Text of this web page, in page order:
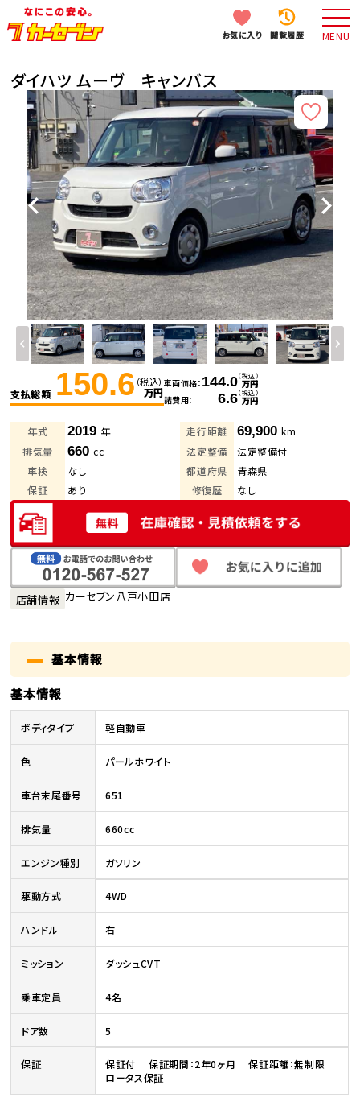
お気に入り 閲覧履歴 MENU
ダイハツ ムーヴ キャンバス
支払総額 150.6 （税込）
万円
車両価格 144.0（税込）
万円
諸費用
6.6（税込）
万円
年式 2019 年 走行距離 69,900 km
排気量
660cc 法定整備
法定整備付
車検
なし 都道府県
青森県
保証
あり 修復歴 なし
店舗情報 カーセブン八戸小田店
基本情報
基本情報
ボディタイプ 軽自動車
色 パールホワイト
車台末尾番号 651
排気量 660cc
エンジン種別 ガソリン
駆動方式 4WD
ハンドル 右
ミッション ダッシュCVT
乗車定員 4名
ドア数 5
保証
保証付 保証期間：2年0ヶ月 保証距離：無制限
ロータス保証